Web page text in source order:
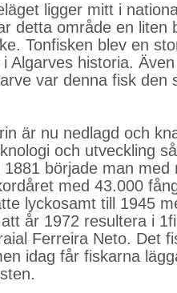
ligger mitt i
detta område en liten
Tonfisken blev en
Algarves historia.
var denna fisk den
är nu nedlagd och
och utveckling
började man med
med 43.000
lyckosamt till 1945
år 1972 resultera i
Ferreira Neto. Det
idag får fiskarna